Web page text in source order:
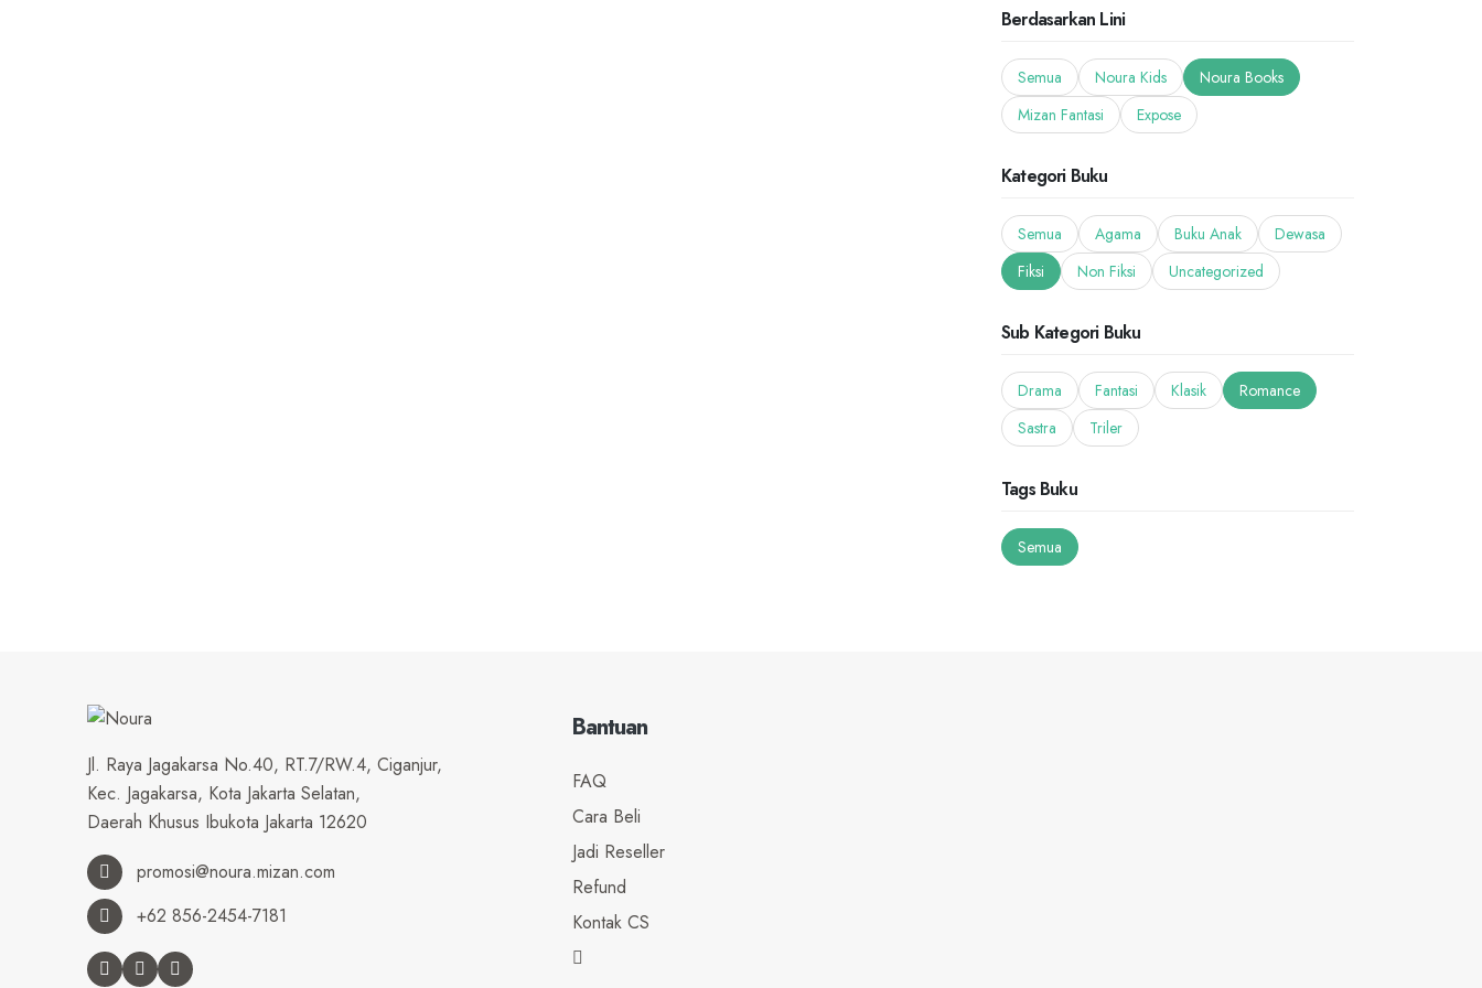
Berdasarkan Lini
Semua Noura Kids
Noura Books
Mizan Fantasi
Expose
Kategori Buku
Semua Agama Buku Anak
Dewasa
Fiksi
Non Fiksi Uncategorized
Sub Kategori Buku
Drama Fantasi Klasik
Romance
Sastra
Triler
Tags Buku
Semua
Jl. Raya Jagakarsa No.40, RT.7/RW.4, Ciganjur,
Kec. Jagakarsa, Kota Jakarta Selatan,
Daerah Khusus Ibukota Jakarta 12620
promosi@noura.mizan.com
+62 856-2454-7181
Bantuan
FAQ
Cara Beli
Jadi Reseller
Refund
Kontak CS